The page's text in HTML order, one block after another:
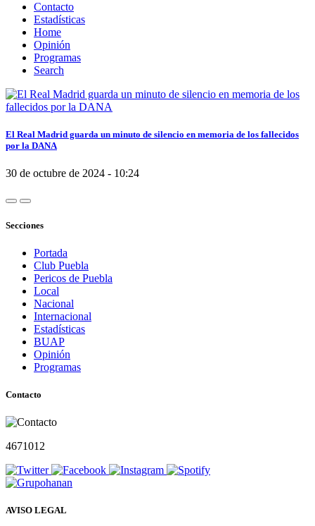
Contacto
Estadísticas
Home
Opinión
Programas
Search
El Real Madrid guarda un minuto de silencio en memoria de los fallecidos
por la DANA
30 de octubre de 2024 - 10:24
Secciones
Portada
Club Puebla
Pericos de Puebla
Local
Nacional
Internacional
Estadísticas
BUAP
Opinión
Programas
Contacto
4671012
AVISO LEGAL